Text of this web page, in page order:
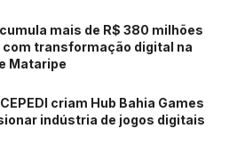
da feira foi o
dos produtores rurais
meio ambiente e energia.
mais de R$ 380 milhões
com transformação digital na
Mataripe
criam Hub Bahia Games
indústria de jogos digitais